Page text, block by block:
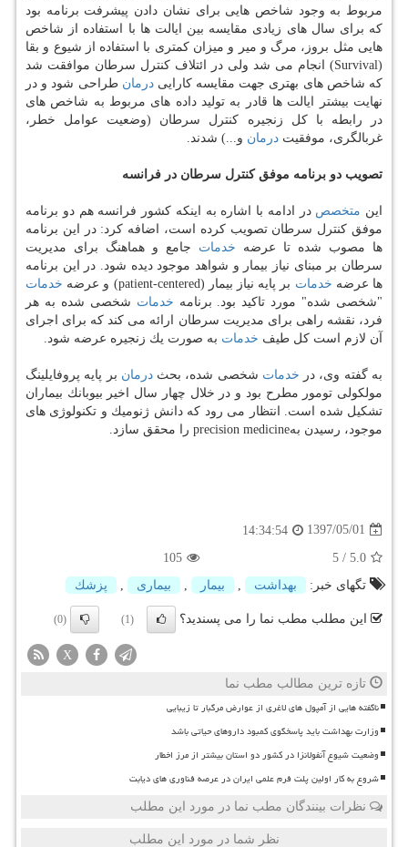
مربوط به وجود شاخص هایی برای نشان دادن پیشرفت برنامه بود
كه برای سال های زیادی مقایسه بین ایالت ها با استفاده از شاخص
هایی مثل بروز، مرگ و میر و میزان كمتری با استفاده از شیوع و بقا
(Survival) انجام می شد ولی در ائتلاف كنترل سرطان موافقت شد
كه شاخص های بهتری جهت مقایسه كاراییدرمان طراحی شود و در
نهایت بیشتر ایالت ها قادر به تولید داده های مربوط به شاخص های
در رابطه با كل زنجیره كنترل سرطان (وضعیت عوامل خطر،
غربالگری، موفقیت درمان و...) شدند.
تصویب دو برنامه موفق كنترل سرطان در فرانسه
این متخصص در ادامه با اشاره به اینكه كشور فرانسه هم دو برنامه
موفق كنترل سرطان تصویب كرده است، اضافه كرد: در این برنامه
ها مصوب شده تا عرضه خدمات جامع و هماهنگ برای مدیریت
سرطان بر مبنای نیاز بیمار و شواهد موجود دیده شود. در این برنامه
ها عرضه خدمات بر پایه نیاز بیمار (patient-centered) و عرضه
خدمات
"شخصی شده" مورد تاكید بود. برنامه خدمات شخصی شده به هر
فرد، نقشه راهی برای مدیریت سرطان ارائه می كند كه برای اجرای
آن لازم است كل طیف خدمات به صورت یك زنجیره عرضه شود.
به گفته وی، در خدمات شخصی شده، بحثدرمان بر پایه پروفایلینگ
مولكولی تومور مطرح بود و در خلال چهار سال اخیر بیوبانك بیماران
تشكیل شده است. انتظار می رود كه دانش ژنومیك و تكنولوژی های
موجود، رسیدن بهprecision medicine را محقق سازد.
1397/05/01
14:34:54
5.0
/
5
105
تگهای خبر:
بهداشت بیمار بیماری پزشك
این مطلب مطب نما را می پسندید؟ (1)
(0)
X
تازه ترین مطالب مطب نما
ناگفته هایی از آمپول های لاغری از عوارض مرگبار تا زیبایی
وزارت بهداشت باید پاسخگوی کمبود داروهای حیاتی باشد
وضعیت شیوع آنفولانزا در کشور دو استان بیشتر از مرز اخطار
شروع به کار اولین پلت فرم علمی ایران در عرصه فناوری های دیابت
نظرات بینندگان مطب نما در مورد این مطلب
نظر شما در مورد این مطلب